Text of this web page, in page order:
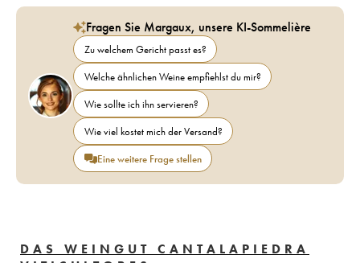
Fragen Sie Margaux, unsere KI-Sommelière
Zu welchem Gericht passt es?
Welche ähnlichen Weine empfiehlst du mir?
Wie sollte ich ihn servieren?
Wie viel kostet mich der Versand?
Eine weitere Frage stellen
DAS WEINGUT CANTALAPIEDRA